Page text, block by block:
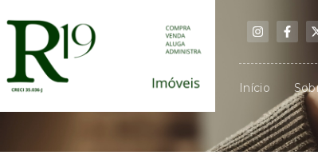
Início